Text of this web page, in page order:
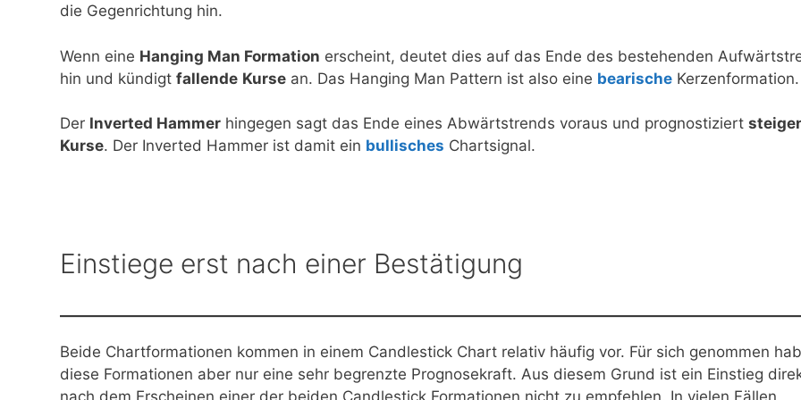
die Gegenrichtung hin.
Wenn eine Hanging Man Formation erscheint, deutet dies auf das Ende des bestehenden
hin und kündigt fallende Kurse an. Das Hanging Man Pattern ist also eine bearische Kerzenformation.
Der Inverted Hammer hingegen sagt das Ende eines Abwärtstrends voraus und prognostiziert
Kurse. Der Inverted Hammer ist damit ein bullisches Chartsignal.
Einstiege erst nach einer Bestätigung
Beide Chartformationen kommen in einem Candlestick Chart relativ häufig vor. Für sich genommen
diese Formationen aber nur eine sehr begrenzte Prognosekraft. Aus diesem Grund ist ein Einstieg
nach dem Erscheinen einer der beiden Candlestick Formationen nicht zu empfehlen. In vielen Fällen